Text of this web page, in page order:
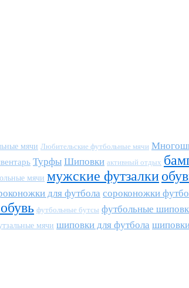
мячи Любительские футбольные мячи
Турфы Шиповки активный отдых
мячи мужские футзалки
для футбола сороконожки
футбольные бутсы футбольные
мячи шиповки для футбола